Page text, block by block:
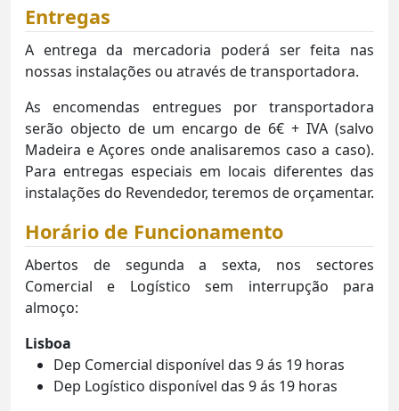
Entregas
A entrega da mercadoria poderá ser feita nas
nossas instalações ou através de transportadora.
As encomendas entregues por transportadora
serão objecto de um encargo de 6€ + IVA (salvo
Madeira e Açores onde analisaremos caso a caso).
Para entregas especiais em locais diferentes das
instalações do Revendedor, teremos de orçamentar.
Horário de Funcionamento
Abertos de segunda a sexta, nos sectores
Comercial e Logístico sem interrupção para
almoço:
Lisboa
Dep Comercial disponível das 9 ás 19 horas
Dep Logístico disponível das 9 ás 19 horas